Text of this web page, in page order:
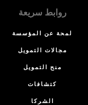
روابط سريعة
لمحة عن المؤسسة
مجالات التمويل
منح التمويل
كتشافات
الشركا